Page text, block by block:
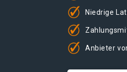
Niedrige
Anbieter